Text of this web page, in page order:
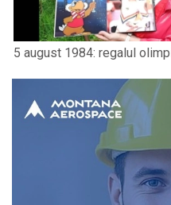
5 august 1984: regalul